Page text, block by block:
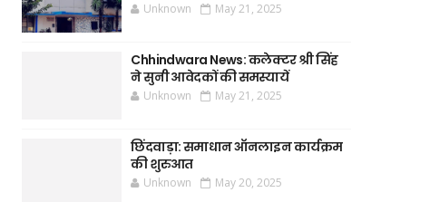
Unknown May 21, 2025
Chhindwara News: कलेक्टर श्री सिंह
ने सुनी आवेदकों की समस्यायें
Unknown May 21, 2025
छिंदवाड़ा: समाधान ऑनलाइन कार्यक्रम
की शुरुआत
Unknown May 20, 2025